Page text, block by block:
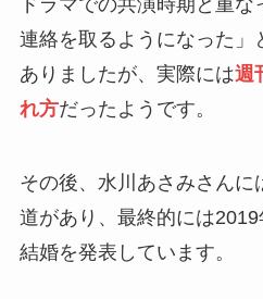
ドラマでの共演時期と重
連絡を取るようになった」
ありましたが、実際には週
れ方だったようです。
その後、水川あさみさんに
道があり、最終的には
結婚を発表しています。